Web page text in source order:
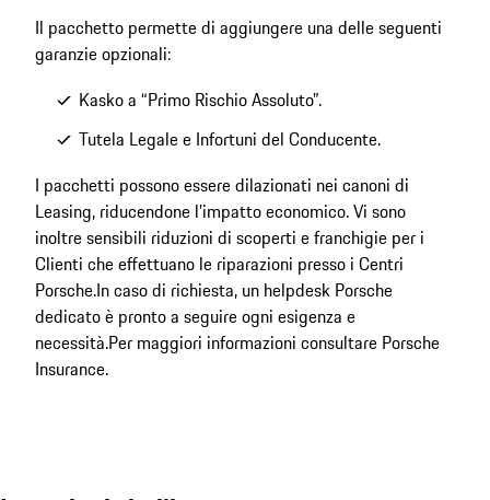
Il pacchetto permette di aggiungere una delle seguenti
garanzie opzionali:
Kasko a “Primo Rischio Assoluto”.
Tutela Legale e Infortuni del Conducente.
I pacchetti possono essere dilazionati nei canoni di
Leasing, riducendone l’impatto economico. Vi sono
inoltre sensibili riduzioni di scoperti e franchigie per i
Clienti che effettuano le riparazioni presso i Centri
Porsche.In caso di richiesta, un helpdesk Porsche
dedicato è pronto a seguire ogni esigenza e
necessità.Per maggiori informazioni consultare Porsche
Insurance.